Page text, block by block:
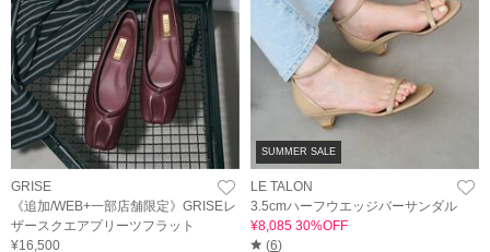
GRISE
《追加/WEB+一部店舗限定》GRISEレ
ザースクエアプリーツフラット
¥16,500
SUMMER SALE
LE TALON
3.5cmハーフウエッジバーサンダル
¥8,085 30%OFF
(6)